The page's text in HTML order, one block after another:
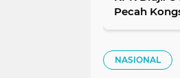
Pecah
NASIONAL